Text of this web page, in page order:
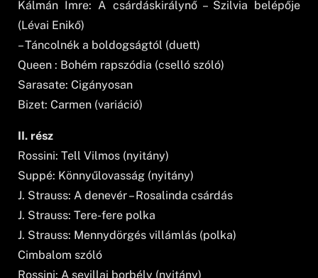
Kálmán Imre: A csárdáskirálynő – Szilvia belépője
(Lévai Enikő)
– Táncolnék a boldogságtól (duett)
Queen : Bohém rapszódia (cselló szóló)
Sarasate: Cigányosan
Bizet: Carmen (variáció)
II. rész
Rossini: Tell Vilmos (nyitány)
Suppé: Könnyűlovasság (nyitány)
J. Strauss: A denevér – Rosalinda csárdás
J. Strauss: Tere-fere polka
J. Strauss: Mennydörgés villámlás (polka)
Cimbalom szóló
Rossini: A sevillai borbély (nyitány)